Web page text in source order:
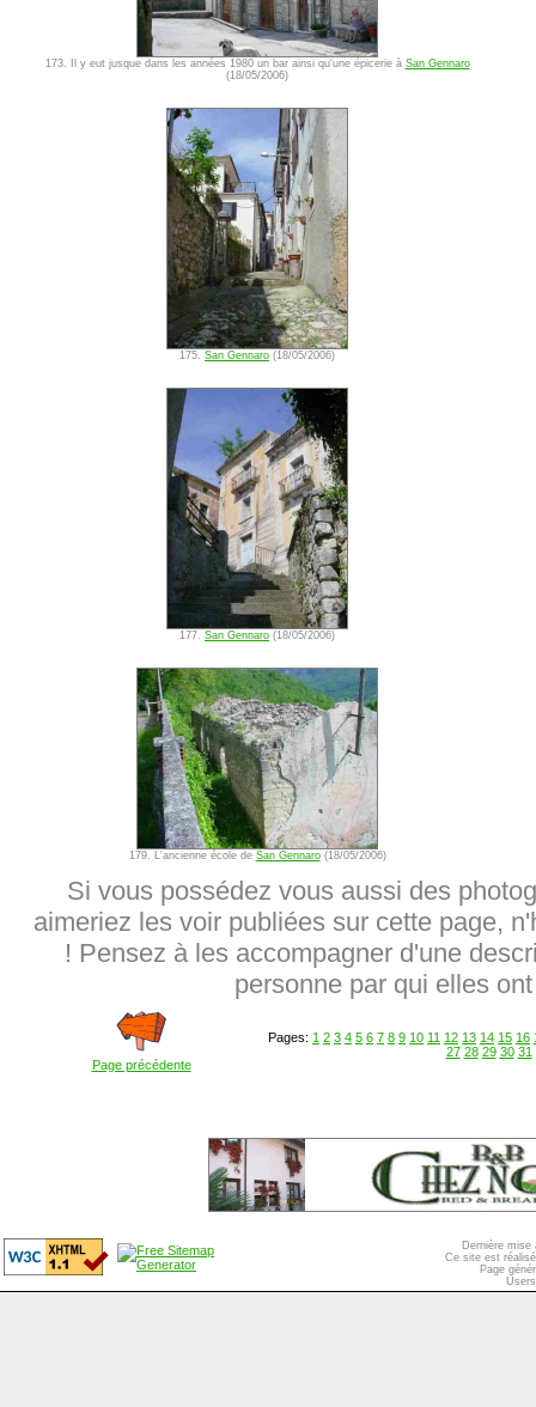
173. Il y eut jusque dans les années 1980 un bar ainsi qu'une épicerie à San Gennaro
(18/05/2006)
175. San Gennaro (18/05/2006)
177. San Gennaro (18/05/2006)
179. L'ancienne école de San Gennaro(18/05/2006)
Si vous possédez vous aussi des
aimeriez les voir publiées sur cette page,
! Pensez à les accompagner d'une
personne par qui elles
Page précédente
Pages: 1 2 3 4 5 6 7 8 9 10 11 12 13 14 15 16
27 28 29 30 31
Dernière mise
Ce site est
Page